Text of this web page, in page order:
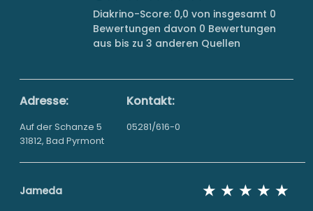
Diakrino-Score: 0,0 von insgesamt 0
Bewertungen davon 0 Bewertungen
aus bis zu 3 anderen Quellen
Adresse:
Auf der Schanze 5
31812, Bad Pyrmont
Kontakt:
05281/616-0
Jameda